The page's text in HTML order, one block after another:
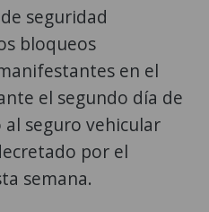
seguridad
bloqueos
en el
el segundo día de
seguro vehicular
por el
semana.